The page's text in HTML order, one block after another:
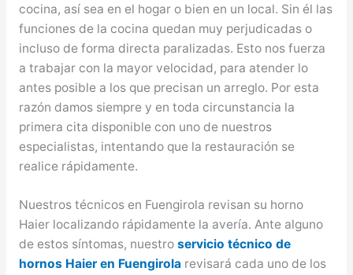
cocina, así sea en el hogar o bien en un local. Sin él las
funciones de la cocina quedan muy perjudicadas o
incluso de forma directa paralizadas. Esto nos fuerza
a trabajar con la mayor velocidad, para atender lo
antes posible a los que precisan un arreglo. Por esta
razón damos siempre y en toda circunstancia la
primera cita disponible con uno de nuestros
especialistas, intentando que la restauración se
realice rápidamente.
Nuestros técnicos en Fuengirola revisan su horno
Haier localizando rápidamente la avería. Ante alguno
de estos síntomas, nuestro servicio técnico de
hornos Haier en Fuengirolarevisará cada uno de los